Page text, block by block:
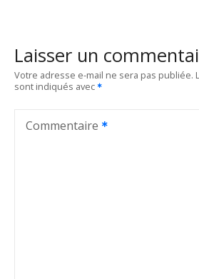
g
a
Laisser un
Votre adresse e-mail ne sera pas publiée.
sont indiqués avec
Commentaire